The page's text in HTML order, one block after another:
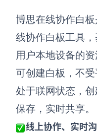
博思在线协作白
线协作白板工具
用户本地设备的
可创建白板，不
处于联网状态，
保存，实时共享。
线上协作、实时